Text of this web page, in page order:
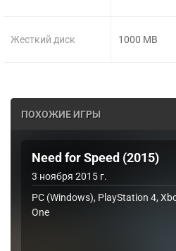
Жесткий диск 1000 MB
ПОХОЖИЕ ИГРЫ
Need for Speed (2015)
3 ноября 2015 г.
PC (Windows), PlayStation 4,
One